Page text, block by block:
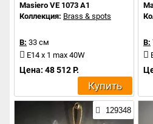
Masiero VE 1073 A1
Коллекция: Brass & spots
В: 33 см
E14 x 1 max 40W
Цена: 48 512 Р.
Купить
В:
129348